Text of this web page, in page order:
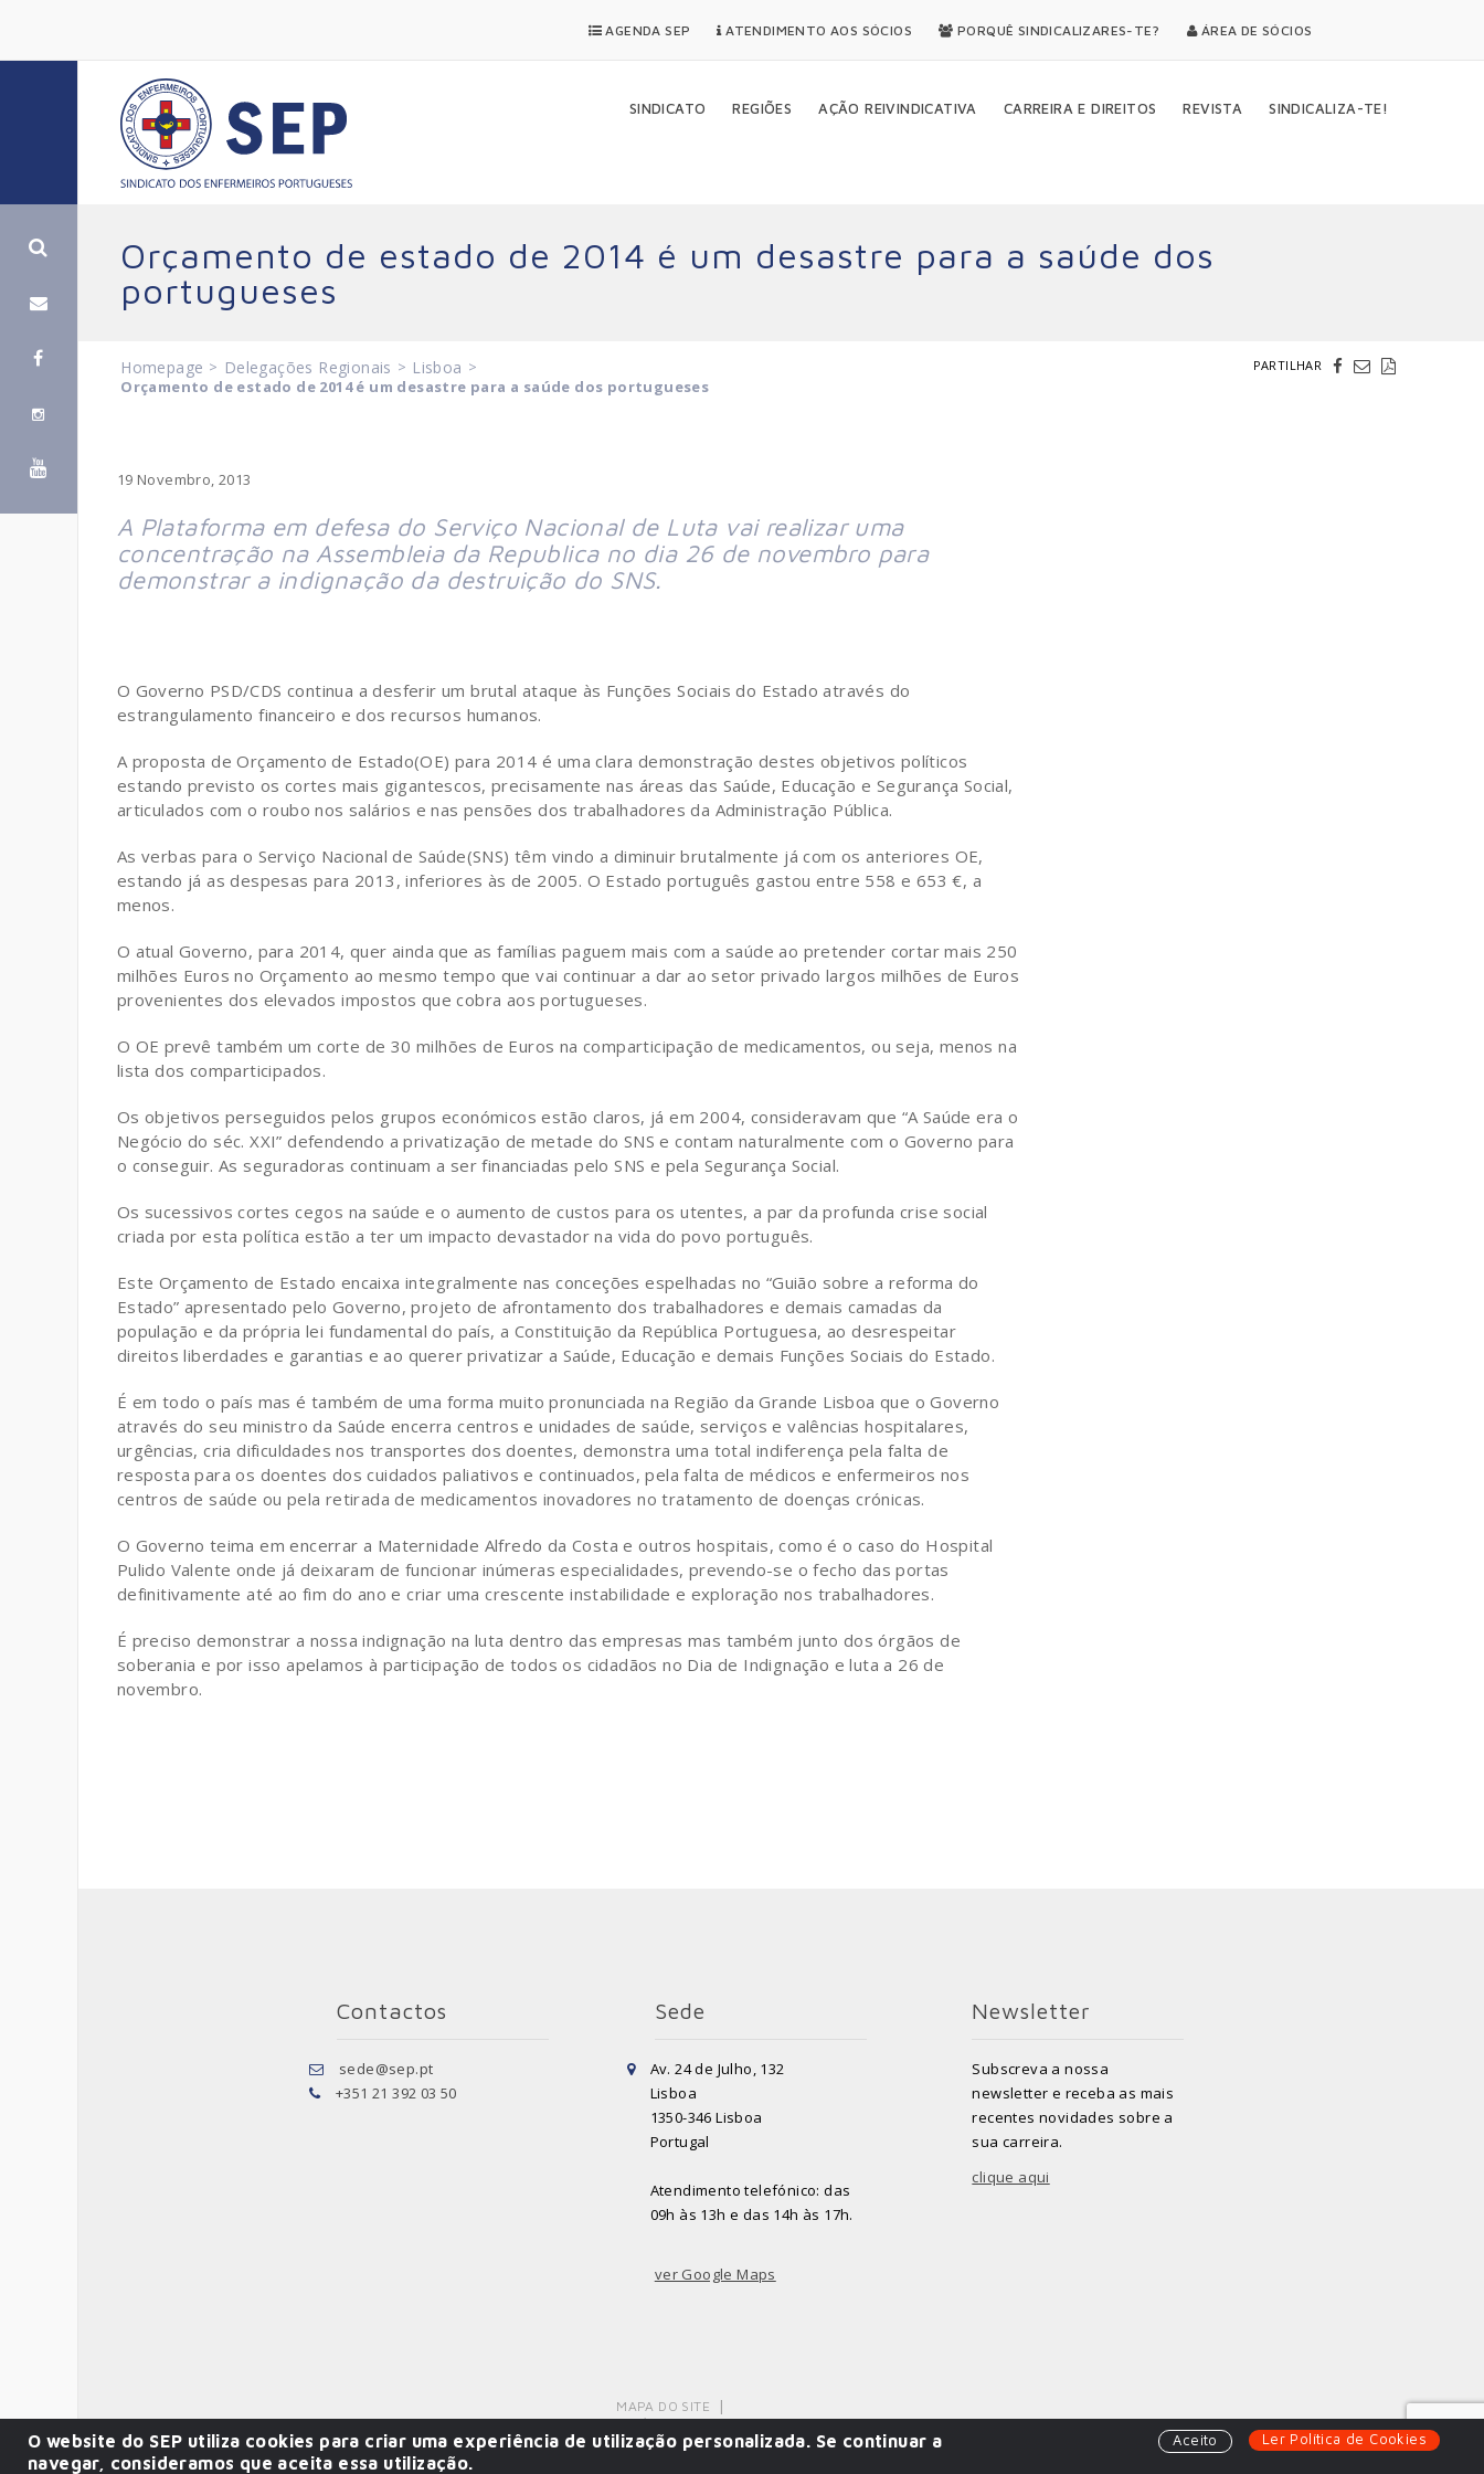
AGENDA SEP ATENDIMENTO AOS SÓCIOS PORQUÊ SINDICALIZARES-TE? ÁREA DE SÓCIOS
SINDICATO REGIÕES AÇÃO REIVINDICATIVA CARREIRA E DIREITOS REVISTA SINDICALIZA-TE!
Orçamento de estado de 2014 é um desastre para a saúde dos
portugueses
Homepage > Delegações Regionais > Lisboa >
Orçamento de estado de 2014 é um desastre para a saúde dos portugueses
PARTILHAR
19 Novembro, 2013
A Plataforma em defesa do Serviço Nacional de Luta vai realizar uma
concentração na Assembleia da Republica no dia 26 de novembro para
demonstrar a indignação da destruição do SNS.
O Governo PSD/CDS continua a desferir um brutal ataque às Funções Sociais do Estado através do
estrangulamento financeiro e dos recursos humanos.
A proposta de Orçamento de Estado(OE) para 2014 é uma clara demonstração destes objetivos políticos
estando previsto os cortes mais gigantescos, precisamente nas áreas das Saúde, Educação e Segurança Social,
articulados com o roubo nos salários e nas pensões dos trabalhadores da Administração Pública.
As verbas para o Serviço Nacional de Saúde(SNS) têm vindo a diminuir brutalmente já com os anteriores OE,
estando já as despesas para 2013, inferiores às de 2005. O Estado português gastou entre 558 e 653 €, a
menos.
O atual Governo, para 2014, quer ainda que as famílias paguem mais com a saúde ao pretender cortar mais 250
milhões Euros no Orçamento ao mesmo tempo que vai continuar a dar ao setor privado largos milhões de Euros
provenientes dos elevados impostos que cobra aos portugueses.
O OE prevê também um corte de 30 milhões de Euros na comparticipação de medicamentos, ou seja, menos na
lista dos comparticipados.
Os objetivos perseguidos pelos grupos económicos estão claros, já em 2004, consideravam que “A Saúde era o
Negócio do séc. XXI” defendendo a privatização de metade do SNS e contam naturalmente com o Governo para
o conseguir. As seguradoras continuam a ser financiadas pelo SNS e pela Segurança Social.
Os sucessivos cortes cegos na saúde e o aumento de custos para os utentes, a par da profunda crise social
criada por esta política estão a ter um impacto devastador na vida do povo português.
Este Orçamento de Estado encaixa integralmente nas conceções espelhadas no “Guião sobre a reforma do
Estado” apresentado pelo Governo, projeto de afrontamento dos trabalhadores e demais camadas da
população e da própria lei fundamental do país, a Constituição da República Portuguesa, ao desrespeitar
direitos liberdades e garantias e ao querer privatizar a Saúde, Educação e demais Funções Sociais do Estado.
É em todo o país mas é também de uma forma muito pronunciada na Região da Grande Lisboa que o Governo
através do seu ministro da Saúde encerra centros e unidades de saúde, serviços e valências hospitalares,
urgências, cria dificuldades nos transportes dos doentes, demonstra uma total indiferença pela falta de
resposta para os doentes dos cuidados paliativos e continuados, pela falta de médicos e enfermeiros nos
centros de saúde ou pela retirada de medicamentos inovadores no tratamento de doenças crónicas.
O Governo teima em encerrar a Maternidade Alfredo da Costa e outros hospitais, como é o caso do Hospital
Pulido Valente onde já deixaram de funcionar inúmeras especialidades, prevendo-se o fecho das portas
definitivamente até ao fim do ano e criar uma crescente instabilidade e exploração nos trabalhadores.
É preciso demonstrar a nossa indignação na luta dentro das empresas mas também junto dos órgãos de
soberania e por isso apelamos à participação de todos os cidadãos no Dia de Indignação e luta a 26 de
novembro.
Contactos
sede@sep.pt
+351 21 392 03 50
Sede
Av. 24 de Julho, 132
Lisboa
1350-346 Lisboa
Portugal
Atendimento telefónico: das
09h às 13h e das 14h às 17h.
ver Google Maps
Newsletter
Subscreva a nossa
newsletter e receba as mais
recentes novidades sobre a
sua carreira.
clique aqui
MAPA DO SITE
POLÍTICA DE PRIVACIDADE
© 2026 SEP.
Powered bySOLOS
O website do SEP utiliza cookies para criar uma experiência de utilização personalizada. Se continuar a
navegar, consideramos que aceita essa utilização.
Ler Política de Cookies
Aceito